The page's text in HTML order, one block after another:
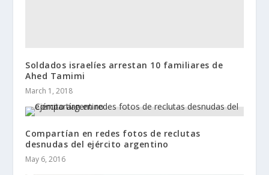
Soldados israelíes arrestan 10 familiares de
Ahed Tamimi
March 1, 2018
Compartían en redes fotos de reclutas
desnudas del ejército argentino
May 6, 2016